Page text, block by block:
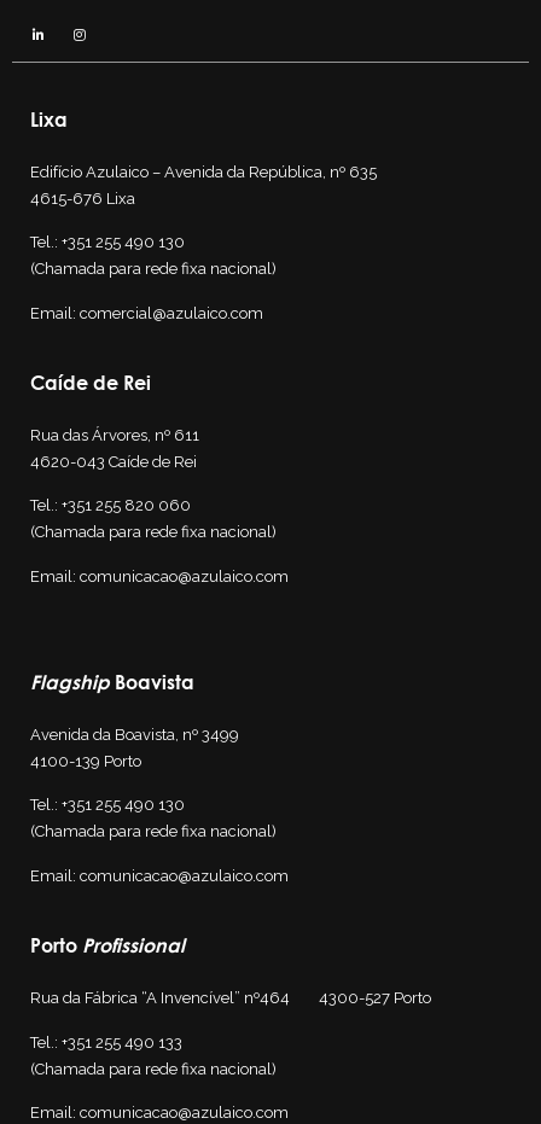
Lixa
Edifício Azulaico – Avenida da República, nº 635
4615-676 Lixa
Tel.: +351 255 490 130
(Chamada para rede fixa nacional)
Email: comercial@azulaico.com
Caíde de Rei
Rua das Árvores, nº 611
4620-043 Caíde de Rei
Tel.: +351 255 820 060
(Chamada para rede fixa nacional)
Email: comunicacao@azulaico.com
Flagship Boavista
Avenida da Boavista, nº 3499
4100-139 Porto
Tel.: +351 255 490 130
(Chamada para rede fixa nacional)
Email: comunicacao@azulaico.com
Porto Profissional
Rua da Fábrica “A Invencível” nº464 4300-527 Porto
Tel.: +351 255 490 133
(Chamada para rede fixa nacional)
Email: comunicacao@azulaico.com